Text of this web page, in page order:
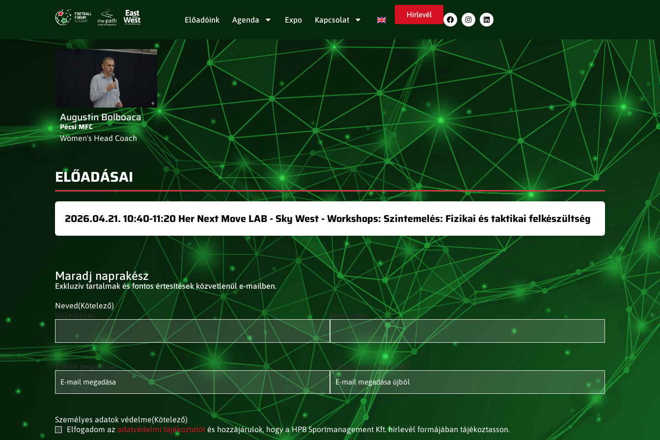
Előadóink Agenda Expo Kapcsolat
Hírlevél
Augustin Bolboaca
Pécsi MFC
Women's Head Coach
ELŐADÁSAI
2026.04.21. 10:40-11:20 Her Next Move LAB - Sky West - Workshops: Szintemelés: Fizikai és taktikai felkészültség
Maradj naprakész
Exkluzív tartalmak és fontos értesítések közvetlenül e-mailben.
Neved(Kötelező)
Vezetéknév
Keresztnév
E-mail
címed(Kötelező)
E-mail megadása E-mail megadása újból
Személyes adatok védelme(Kötelező)
Elfogadom az adatvédelmi tájékoztatót és hozzájárulok, hogy a HPB Sportmanagement Kft. hírlevél formájában tájékoztasson.